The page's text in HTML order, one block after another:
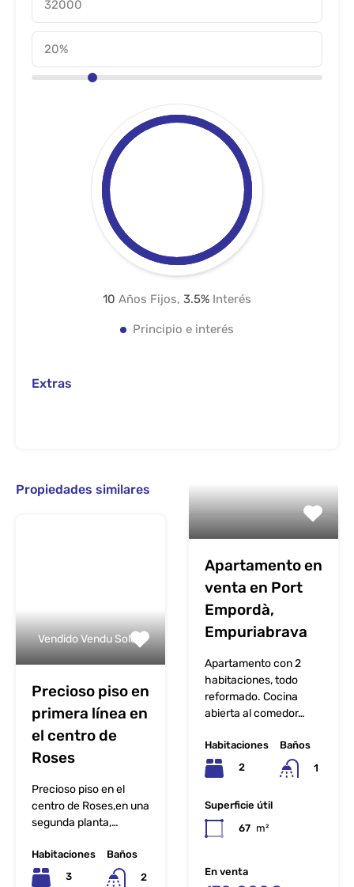
10 Años Fijos, 3.5% Interés
Principio e interés
Extras
Propiedades similares
Vendido Vendu Sold
Precioso piso en
primera línea en
el centro de
Roses
Precioso piso en el
centro de Roses,en una
segunda planta,…
Habitaciones
3
Baños
2
Apartamento en
venta en Port
Empordà,
Empuriabrava
Apartamento con 2
habitaciones, todo
reformado. Cocina
abierta al comedor…
Habitaciones
2
Baños
1
Superficie útil
67 m²
En venta